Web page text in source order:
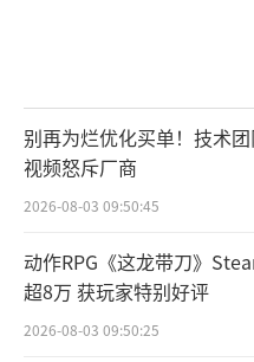
可以预见，随着
师4》必将吸纳更多
打造出一个既熟悉
玩家来说，或许最
的同时，先读一读《
感受那份可能很快就
围。
别再为烂优化买单！技术
视频怒斥厂商
2026-08-03 09:50:45
动作RPG《这龙带刀》
超8万 获玩家特别好评
2026-08-03 09:50:25